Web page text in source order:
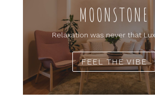
MOONSTONE
Relaxation was never that
FEEL THE VIBE